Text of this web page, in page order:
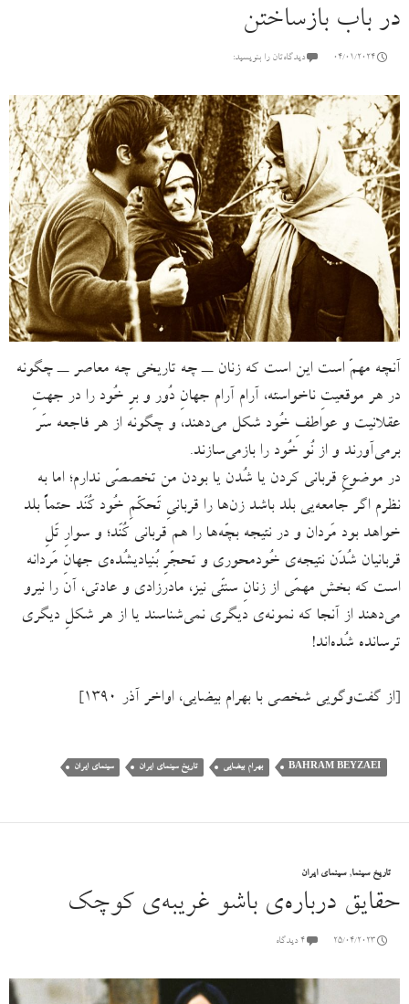
در باب بازساختن
04/01/2024 دیدگاه‌تان را بنویسید:
آنچه مهمّ است این است که زنان ــ چه تاریخی چه معاصر ــ چگونه
در هر موقعیتِ ناخواسته، آرام آرام جهانِ دُور و برِ خُود را در جهتِ
عقلانیت و عواطفِ خُود شکل می‌دهند، و چگونه از هر فاجعه سَر
برمی‌‌آورند و از نُو خُود را بازمی‌سازند.
در موضوعِ قربانی کردن یا شُدن یا بودن من تخصصّی ندارم؛ اما به
نظرم اگر جامعه‌یی بلد باشد زن‌ها را قربانیِ تَحکّمِ خُود کُنَد حتماً بلد
خواهد بود مَردان و در نتیجه بچّه‌ها را هم قربانی کُنَد؛ و سوارِ تَلِ
قربانیان شُدَن نتیجه‌ی خُودمحوری و تحجّرِ بُنیادی­شُده‌ی جهانِ مَردانه
است که بخش مهمّی از زنانِ سنتّی نیز، مادرزادی و عادتی، آن را نیرو
می‌دهند از آنجا که نمونه‌ی دیگری نمی‌شناسند یا از هر شکلِ دیگری
ترسانده شُده‌اند!
[از گفت‌وگویی شخصی با بهرام بیضایی، اواخر آذر ۱۳۹۰]
BAHRAM BEYZAEI بهرام بیضایی تاریخ سینمای ایران سینمای ایران
تاریخ سینما,سینمای ایران
حقایق درباره‌ی باشو غریبه‌ی کوچک
25/04/2023 ۴ دیدگاه